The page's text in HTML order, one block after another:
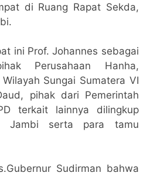
di Ruang Rapat Sekda,
ini Prof. Johannes sebagai
Perusahaan Hanha,
Sungai Sumatera VI
pihak dari Pemerintah
terkait lainnya dilingkup
Jambi serta para tamu
Sudirman bahwa